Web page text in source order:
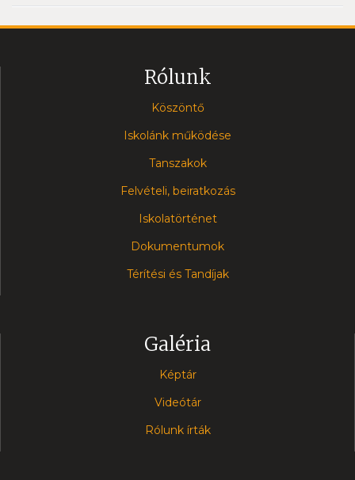
Rólunk
Köszöntő
Iskolánk működése
Tanszakok
Felvételi, beiratkozás
Iskolatörténet
Dokumentumok
Térítési és Tandíjak
Galéria
Képtár
Videótár
Rólunk írták